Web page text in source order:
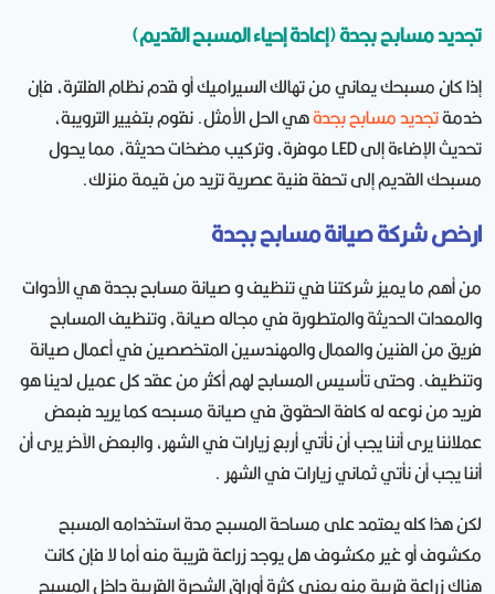
تجديد مسابح بجدة (إعادة إحياء المسبح القديم)
إذا كان مسبحك يعاني من تهالك السيراميك أو قدم نظام الفلترة، فإن
خدمةتجديد مسابح بجدةهي الحل الأمثل. نقوم بتغيير الترويبة،
تحديث الإضاءة إلى LED موفرة، وتركيب مضخات حديثة، مما يحول
مسبحك القديم إلى تحفة فنية عصرية تزيد من قيمة منزلك.
ارخص شركة صيانة مسابح بجدة
من أهم ما يميز شركتنا في تنظيف و صيانة مسابح بجدة هي الأدوات
والمعدات الحديثة والمتطورة في مجاله صيانة، وتنظيف المسابح
فريق من الفنين والعمال والمهندسين المتخصصين في أعمال صيانة
وتنظيف. وحتى تأسيس المسابح لهم أكثر من عقد كل عميل لدينا هو
فريد من نوعه له كافة الحقوق في صيانة مسبحه كما يريد فبعض
عملائنا يرى أننا يجب أن نأتي أربع زيارات في الشهر، والبعض الآخر يرى أن
أننا يجب أن نأتي ثماني زيارات في الشهر .
لكن هذا كله يعتمد على مساحة المسبح مدة استخدامه المسبح
مكشوف أو غير مكشوف هل يوجد زراعة قريبة منه أما لا فإن كانت
هناك زراعة قريبة منه يعني كثرة أوراق الشجرة القريبة داخل المسبح